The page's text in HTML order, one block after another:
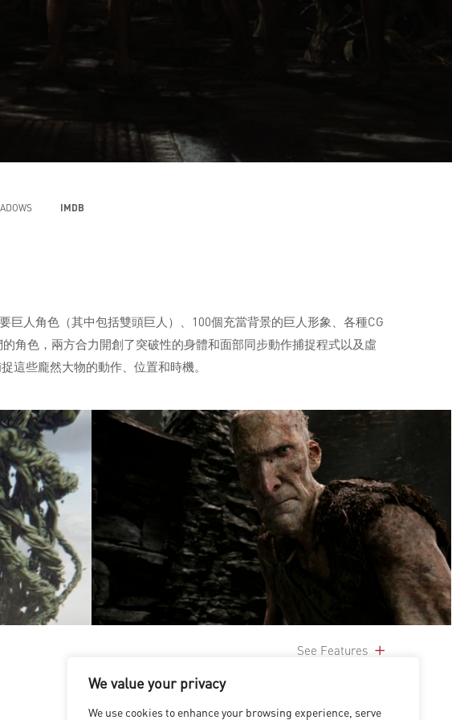
We value your privacy
We use cookies to enhance your browsing experience, serve
IMDB
人角色（其中包括雙頭巨人）、100個充當背景的巨人形象、各種CG
角色，兩方合力開創了突破性的身體和面部同步動作捕捉程式以及虛
些龐然大物的動作、位置和時機。
See Features